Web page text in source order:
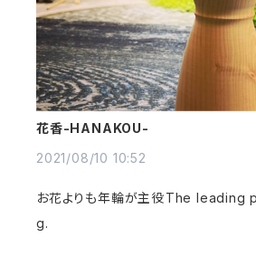
花香-HANAKOU-
2021/08/10 10:52
お花よりも年輪が主役⁡The
g.⁡